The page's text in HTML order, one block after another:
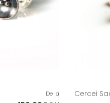
De la Cercei